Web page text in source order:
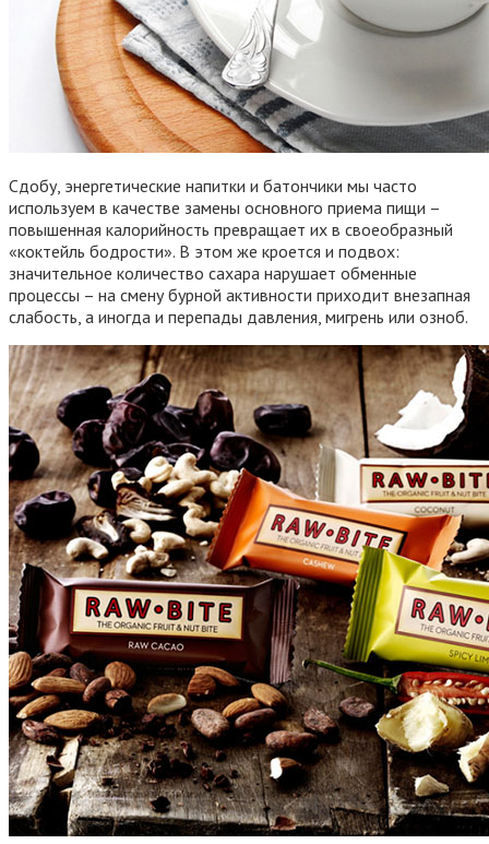
Сдобу, энергетические напитки и батончики мы часто
используем в качестве замены основного приема пищи –
повышенная калорийность превращает их в своеобразный
«коктейль бодрости». В этом же кроется и подвох:
значительное количество сахара нарушает обменные
процессы – на смену бурной активности приходит внезапная
слабость, а иногда и перепады давления, мигрень или озноб.